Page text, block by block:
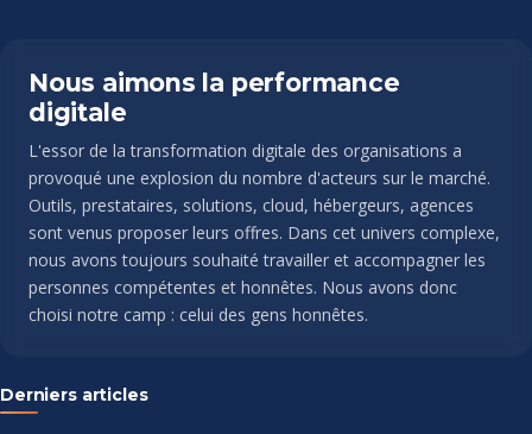
Nous aimons la performance
digitale
L'essor de la transformation digitale des organisations a
provoqué une explosion du nombre d'acteurs sur le marché.
Outils, prestataires, solutions, cloud, hébergeurs, agences
sont venus proposer leurs offres. Dans cet univers complexe,
nous avons toujours souhaité travailler et accompagner les
personnes compétentes et honnêtes. Nous avons donc
choisi notre camp : celui des gens honnêtes.
Derniers articles